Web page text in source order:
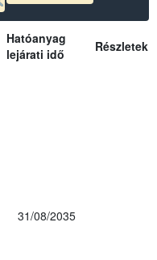
Hatóanyag
lejárati idő
Részletek
31/08/2035